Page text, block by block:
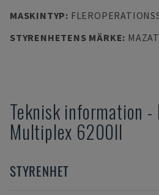
MASKINTYP:
STYRENHETENS MÄRKE:
Teknisk information -
Multiplex 6200II
STYRENHET